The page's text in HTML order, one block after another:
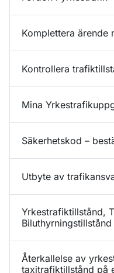
Komplettera ärende
Kontrollera
Mina
Säkerhetskod –
Utbyte av
Yrkestrafiktillstånd,
Återkallelse av
taxitrafiktillstånd på